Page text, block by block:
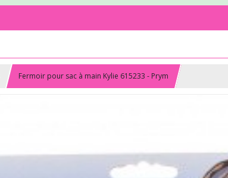
Fermoir pour sac à main Kylie 615233 - Prym